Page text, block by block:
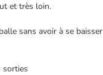
et très loin.
sans avoir à se baisser
sorties